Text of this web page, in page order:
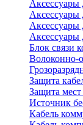
Аксессуары
Аксессуары
Аксессуары
Аксессуары
Блок связи
Волоконно-
Защита
Защита
Источник
Кабель